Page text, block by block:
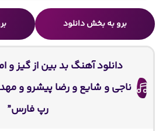
برو به بخش دانلود
دانلود آهنگ بد بین از گیز و
ناجی و شایع و رضا پیشرو و
رپ فارس”